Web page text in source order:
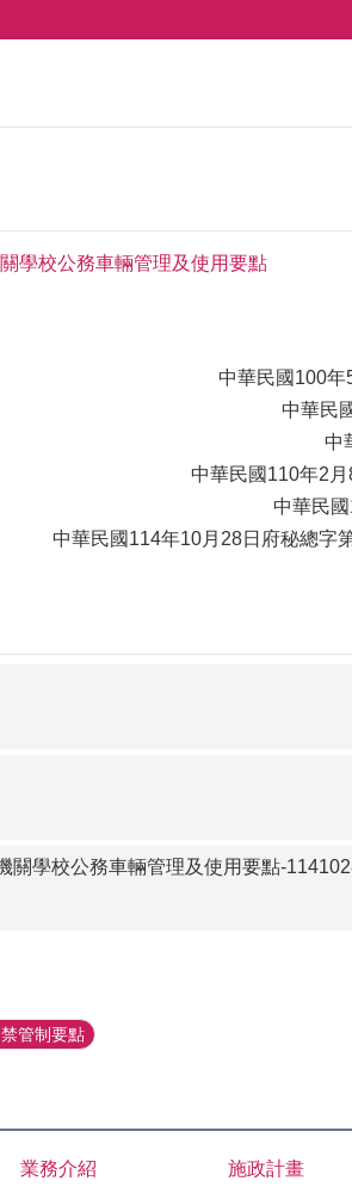
學校公務車輛管理及使用要點
中華民國100
中華民
中
中華民國110年2
中華民
中華民國114年10月28日府秘總字
關學校公務車輛管理及使用要點-
管制要點
業務介紹 施政計畫